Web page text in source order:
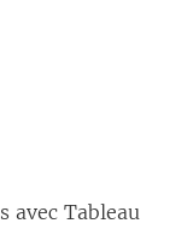
avec Tableau